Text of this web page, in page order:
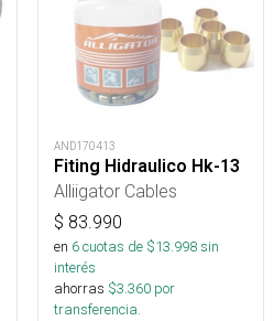
AND170413
Fiting Hidraulico Hk-13
Alliigator Cables
$ 83.990
en 6cuotas de $13.998sin
interés
ahorras $3.360 por
transferencia.